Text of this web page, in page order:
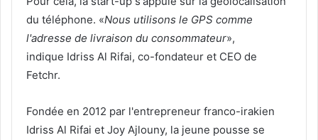
du téléphone. «Nous utilisons le GPS comme
l'adresse de livraison du consommateur»,
indique Idriss Al Rifai, co-fondateur et CEO de
Fetchr.
Fondée en 2012 par l'entrepreneur franco-irakien
Idriss Al Rifai et Joy Ajlouny, la jeune pousse se